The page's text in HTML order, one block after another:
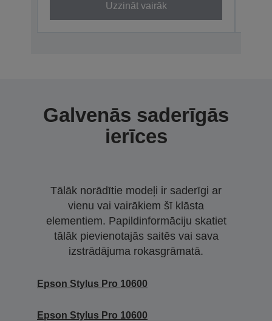
Uzzināt vairāk
Galvenās saderīgās
ierīces
Tālāk norādītie modeļi ir saderīgi ar
vienu vai vairākiem šī klāsta
elementiem. Papildinformāciju skatiet
tālāk pievienotajās saitēs vai sava
izstrādājuma rokasgrāmatā.
Epson Stylus Pro 10600
Epson Stylus Pro 10600